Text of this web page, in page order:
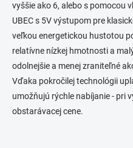
vyššie ako 6, alebo s pomocou
UBEC s 5V výstupom pre
veľkou energetickou hustotou
relatívne nízkej hmotnosti a
odolnejšie a menej zraniteľné
Vďaka pokročilej technológii
umožňujú rýchle nabíjanie - pri
obstarávacej cene.